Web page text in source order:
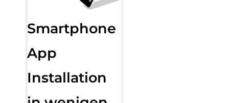
Smartphone
App
Installation